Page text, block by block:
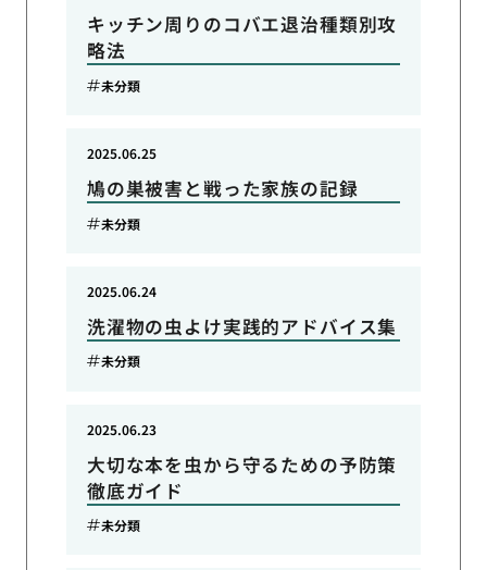
キッチン周りのコバエ退治種類別攻
略法
未分類
鳩の巣被害と戦った家族の記録
2025.06.25
未分類
洗濯物の虫よけ実践的アドバイス集
2025.06.24
未分類
大切な本を虫から守るための予防策
徹底ガイド
2025.06.23
未分類